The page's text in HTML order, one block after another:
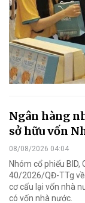
Ngân hàng
sở hữu vốn
08/08/2026 04:04
Nhóm cổ phiếu
40/2026/QĐ-TTg về
cơ cấu lại vốn nhà
có vốn nhà nước.